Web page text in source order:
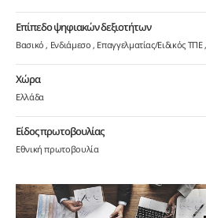
Επίπεδο ψηφιακών δεξιοτήτων
Βασικό Ενδιάμεσο Επαγγελματίας/Ειδικός ΤΠΕ
Χώρα
Ελλάδα
Είδος πρωτοβουλίας
Εθνική πρωτοβουλία